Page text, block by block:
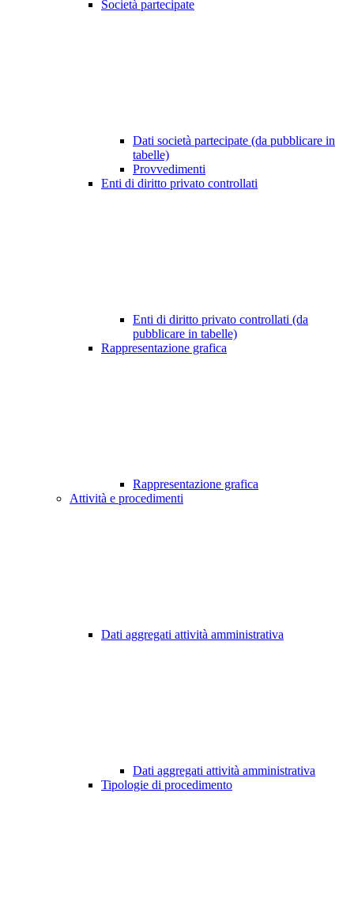
Società partecipate
Dati società partecipate (da pubblicare in
tabelle)
Provvedimenti
Enti di diritto privato controllati
Enti di diritto privato controllati (da
pubblicare in tabelle)
Rappresentazione grafica
Rappresentazione grafica
Attività e procedimenti
Dati aggregati attività amministrativa
Dati aggregati attività amministrativa
Tipologie di procedimento